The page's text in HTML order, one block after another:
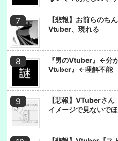
【悲報】お前らのち
Vtuber、現れる
『男のVtuber』←分
Vtuber』←理解不能
【悲報】VTuberさ
イメージで見ないで